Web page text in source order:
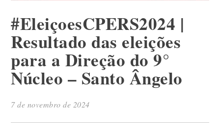
#EleiçoesCPERS2024 |
Resultado das eleições
para a Direção do 9°
Núcleo – Santo Ângelo
7 de novembro de 2024